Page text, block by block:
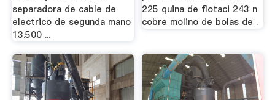
separadora de cable de
electrico de segunda mano
13.500 ...
225 quina de flotaci 243 n
cobre molino de bolas de .